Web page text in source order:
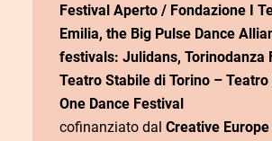
Festival Aperto / Fondazione I
Emilia, the Big Pulse Dance
festivals: Julidans, Torinodanza
Teatro Stabile di Torino – Teatro
One Dance Festival
cofinanziato dal Creative Europe